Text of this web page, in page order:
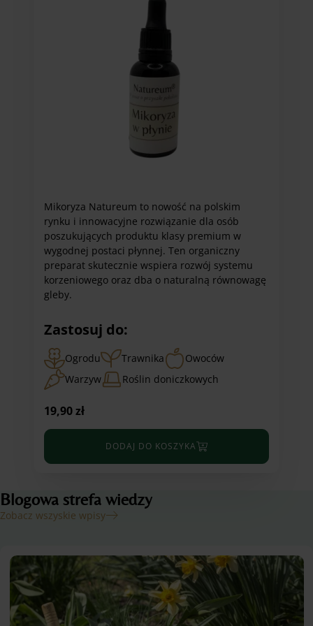
Mikoryza Natureum to nowość na polskim
rynku i innowacyjne rozwiązanie dla osób
poszukujących produktu klasy premium w
wygodnej postaci płynnej. Ten organiczny
preparat skutecznie wspiera rozwój systemu
korzeniowego oraz dba o naturalną równowagę
gleby.
Zastosuj do:
Ogrodu Trawnika
Owoców
Warzyw
Roślin doniczkowych
19,90zł
DODAJ DO KOSZYKA
Blogowa strefa wiedzy
Zobacz wszyskie wpisy